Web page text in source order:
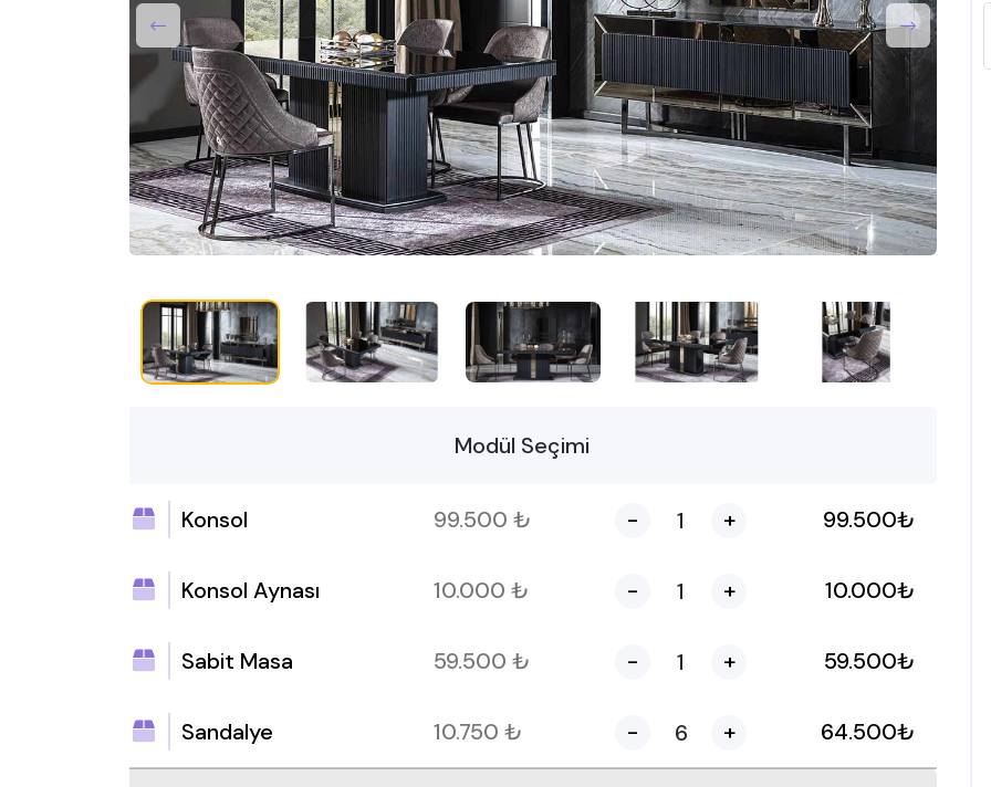
Modül Seçimi
Konsol 99.500 ₺ - + 99.500₺
Konsol Aynası 10.000 ₺ - + 10.000₺
Sabit Masa 59.500 ₺ - + 59.500₺
Sandalye 10.750 ₺ - + 64.500₺